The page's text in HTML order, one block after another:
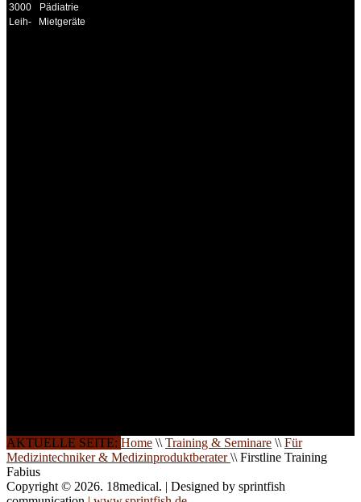
3000
Pädiatrie
Leih-
Mietgeräte
AKTUELLE SEITE: Home \\ Training & Seminare \\ Für
Medizintechniker & Medizinproduktberater\\ Firstline Training
Fabius
Copyright © 2026. 18medical. | Designed by sprintfish